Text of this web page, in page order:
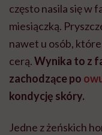
często nasila się w
miesiączką.
nawet u osób,
cerą.Wynika to z
zachodzące po
kondycję skóry.
Jedne z żeńskich